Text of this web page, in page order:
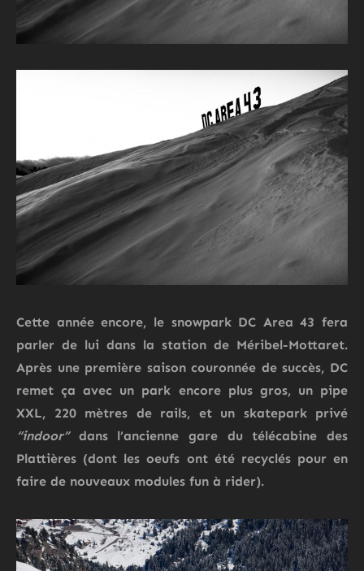
Cette année encore, le snowpark DC Area 43 fera
parler de lui dans la station de Méribel-Mottaret.
Après une première saison couronnée de succès, DC
remet ça avec un park encore plus gros, un pipe
XXL, 220 mètres de rails, et un skatepark privé
“indoor”dans l’ancienne gare du télécabine des
Plattières (dont les oeufs ont été recyclés pour en
faire de nouveaux modules fun à rider).